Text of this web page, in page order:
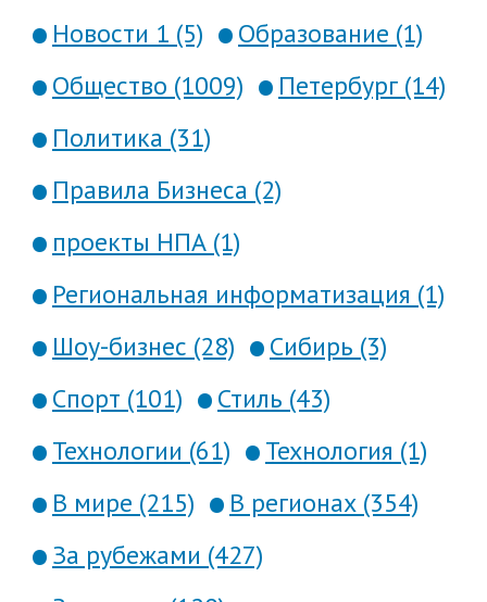
Новости 1 (5)
Образование (1)
Общество (1009)
Петербург (14)
Политика (31)
Правила Бизнеса (2)
проекты НПА (1)
Региональная информатизация (1)
Шоу-бизнес (28)
Сибирь (3)
Спорт (101)
Стиль (43)
Технологии (61)
Технология (1)
В мире (215)
В регионах (354)
За рубежами (427)